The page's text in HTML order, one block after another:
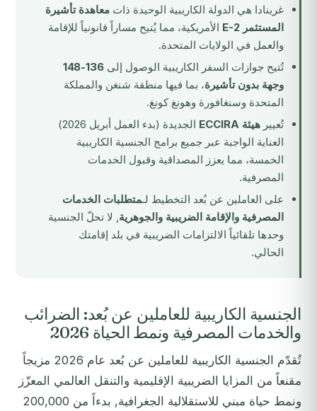
غرينادا هي الدولة الكاريبية الوحيدة ذات معاهدة تأشيرة
المستثمر E-2
الأمريكية، مما يُتيح مساراً قانونياً للإقامة
والعمل في الولايات المتحدة.
تُتيح جوازات السفر الكاريبية الوصول إلى
136-148
وجهة بدون تأشيرة، بما فيها منطقة شنغن والمملكة
المتحدة وسنغافورة وهونغ كونغ.
تُعيير هيئة ECCIRA
الجديدة (بدء العمل أبريل 2026)
العناية الواجبة عبر جميع برامج الجنسية الكاريبية
الخمسة، مما يعزز المصداقية وقبول الخدمات
المصرفية.
على العاملين عن بُعد التخطيط لـمتطلبات الخدمات
المصرفية والإقامة الضريبية والجوهرية, لا تحلّ الجنسية
وحدها تلقائياً الالتزامات الضريبية في بلد إقامتك
الحالي.
الجنسية الكاريبية للعاملين عن بُعد: الضرائب
والخدمات المصرفية ونمط الحياة 2026
تُقدّم الجنسية الكاريبية للعاملين عن بُعد عام 2026 مزيجاً
مقنعاً من المزايا الضريبية الإقليمية والتنقل العالمي المعزّز
ونمط حياة مبني للاستقلالية الجغرافية, بدءاً من 200,000